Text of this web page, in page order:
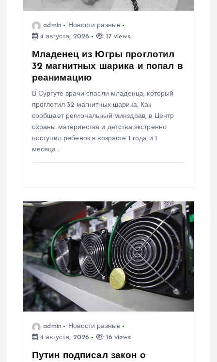
о
admin
Новости разные
4 августа, 2026
17 views
Младенец из Югры проглотил
32 магнитных шарика и попал в
реанимацию
В Сургуте врачи спасли младенца, который
проглотил 32 магнитных шарика. Как
сообщает региональный минздрав, в Центр
охраны материнства и детства экстренно
поступил ребенок в возрасте 1 года и 1
месяца…
admin
Новости разные
4 августа, 2026
16 views
Путин подписал закон о